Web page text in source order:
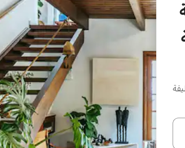
أو استكشف عن طريق اللمس أو السحب.